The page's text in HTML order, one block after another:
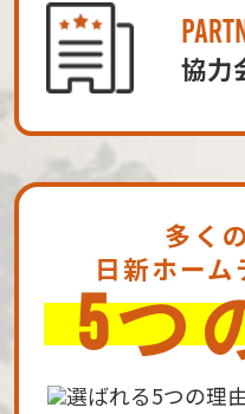
協力
多く
日新ホー
5つ